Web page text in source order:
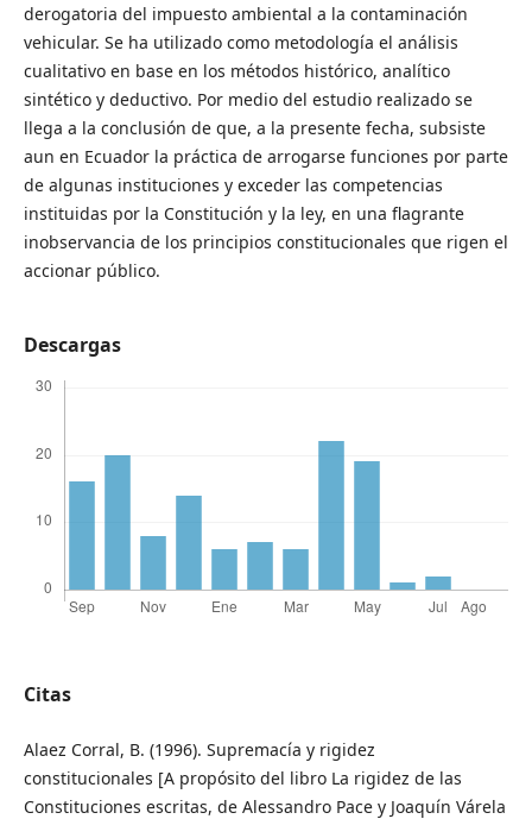
derogatoria del impuesto ambiental a la contaminación
vehicular. Se ha utilizado como metodología el análisis
cualitativo en base en los métodos histórico, analítico
sintético y deductivo. Por medio del estudio realizado se
llega a la conclusión de que, a la presente fecha, subsiste
aun en Ecuador la práctica de arrogarse funciones por parte
de algunas instituciones y exceder las competencias
instituidas por la Constitución y la ley, en una flagrante
inobservancia de los principios constitucionales que rigen el
accionar público.
Descargas
Citas
Alaez Corral, B. (1996). Supremacía y rigidez
constitucionales [A propósito del libro La rigidez de las
Constituciones escritas, de Alessandro Pace y Joaquín Várela